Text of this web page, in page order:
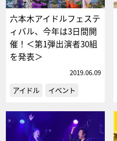
六本木アイドルフェステ
ィバル、今年は3日間開
催！＜第1弾出演者30組
を発表＞
2019.06.09
アイドル イベント